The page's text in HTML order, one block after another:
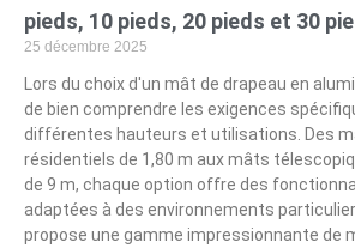
pieds, 10 pieds, 20 pieds et 30
25 décembre 2025
Lors du choix d'un mât de drapeau en
de bien comprendre les exigences
différentes hauteurs et utilisations. Des
résidentiels de 1,80 m aux mâts
de 9 m, chaque option offre des
adaptées à des environnements
propose une gamme impressionnante de